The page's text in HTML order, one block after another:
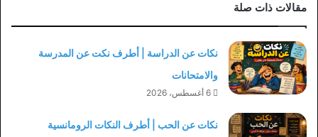
مقالات ذات صلة
نكات عن الدراسة | أطرف نكت عن المدرسة
والامتحانات
6 أغسطس، 2026
نكات عن الحب | أطرف النكات الرومانسية